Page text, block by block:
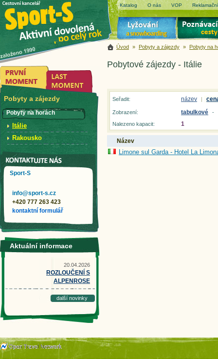
Katalog O nás VOP
Úvod » Pobyty a zájezdy » Pobyty na
Pobytové zájezdy - Itálie
Seřadit: název |
Zobrazení: tabulkové
-
Nalezeno kapacit:
1
Název
Limone sul Garda - Hotel La
Pobyty a zájezdy
Pobyty na horách
Itálie
Rakousko
Sport-S
info@sport-s.cz
+420 777 263 423
kontaktní formulář
Aktuální informace
20.04.2026
ROZLOUČENÍ S
ALPENROSE
další novinky